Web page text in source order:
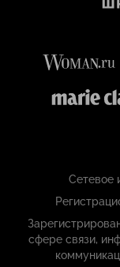
Сетевое
сфере связи,